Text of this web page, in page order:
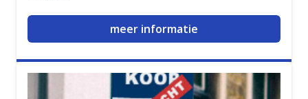
meer informatie